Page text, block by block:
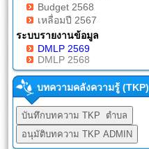
Budget 2568
เหลื่อมปี 2567
ระบบรายงานข้อมูล
DMLP 2569
DMLP 2568
บทความคลังความรู้ (TKP)